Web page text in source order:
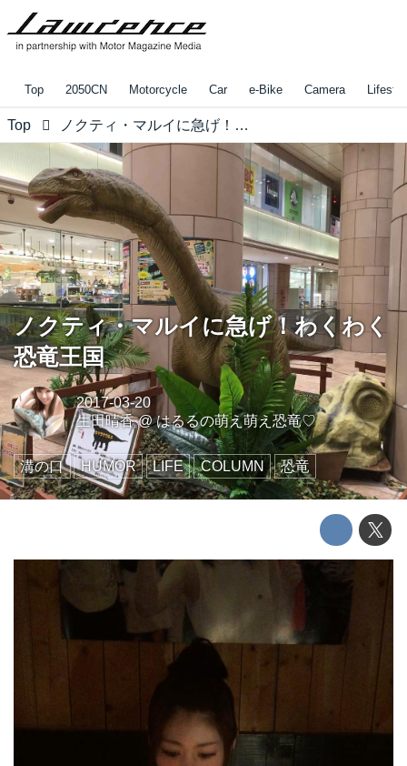
Top 2050CN Motorcycle Car e-Bike Camera
Top ノクティ・マルイに急げ！わくわく恐竜王国
ノクティ・マルイに急げ！わくわく
恐竜王国
2017-03-20
生田晴香@はるるの萌え萌え恐竜♡
溝の口 HUMOR LIFE COLUMN 恐竜